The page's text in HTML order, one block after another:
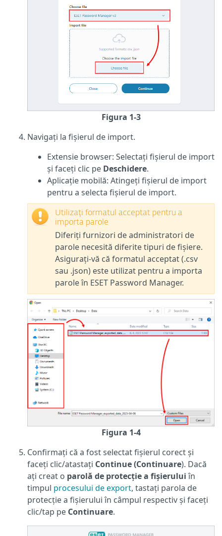
Figura 1-3
Navigați la fișierul de import.
Extensie browser: Selectați fișierul de import
și faceți clic pe Deschidere.
Aplicație mobilă: Atingeți fișierul de import
pentru a selecta fișierul de import.
Utilizați formatul acceptat pentru a
importa parole
Diferiți furnizori de administratori de
parole necesită diferite tipuri de fișiere.
Asigurați-vă că formatul acceptat (.csv
sau .json) este utilizat pentru a importa
parole în ESET Password Manager.
Figura 1-4
Confirmați că a fost selectat fișierul corect și
faceți clic/atastați Continue (Continuare). Dacă
ați creat o parolă de protecție a fișieruluiîn
timpul procesului de export, tastați parola de
protecție a fișierului în câmpul respectiv și faceți
clic/tap pe Continuare.